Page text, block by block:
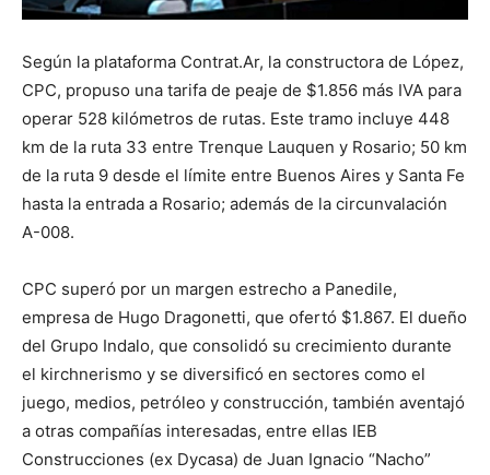
Según la plataforma Contrat.Ar, la constructora de López,
CPC, propuso una tarifa de peaje de $1.856 más IVA para
operar 528 kilómetros de rutas. Este tramo incluye 448
km de la ruta 33 entre Trenque Lauquen y Rosario; 50 km
de la ruta 9 desde el límite entre Buenos Aires y Santa Fe
hasta la entrada a Rosario; además de la circunvalación
A-008.
CPC superó por un margen estrecho a Panedile,
empresa de Hugo Dragonetti, que ofertó $1.867. El dueño
del Grupo Indalo, que consolidó su crecimiento durante
el kirchnerismo y se diversificó en sectores como el
juego, medios, petróleo y construcción, también aventajó
a otras compañías interesadas, entre ellas IEB
Construcciones (ex Dycasa) de Juan Ignacio “Nacho”